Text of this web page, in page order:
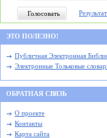
ЭТО ПОЛЕЗНО!
Публичная Электронная
Электронные Тольковые
ОБРАТНАЯ СВЯЗЬ
О проекте
Контакты
Карта сайта